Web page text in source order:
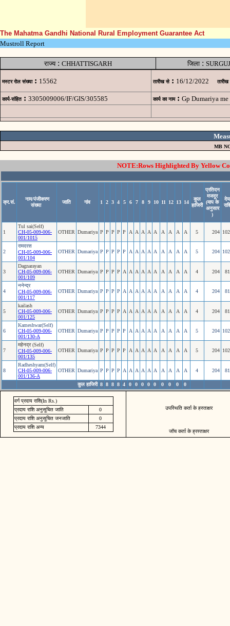
The Mahatma Gandhi National Rural Employment Guarantee Act
Mustroll Report
राज्य: CHHATTISGARH जिला :
मस्टर रोल संख्या : 15562 तारीख से : 16/12/2022 तारीख
कार्य-संहित : 3305009006/IF/GIS/305585 कार्य का नाम : Gp Dumariya
MB
NOTE:Rows Highlighted By Yellow
क्र.सं.
नाम/पंजीकरण
संख्या
जाति गांव 1 2 3 4 5 6 7 8 9 10 11 12 13 14
कुल
हाजिरी
प्रतिदन
मजदूर
(माप के
अनुसार
)
देय
1
Tul sai(Self)
CH-05-009-006-
001/1015
OTHER Dumariya P P P P P A A A A A A A A A 5 204
2
रामदरस
CH-05-009-006-
001/104
OTHER Dumariya P P P P P A A A A A A A A A 5 204
3
Dagnarayan
CH-05-009-006-
001/109
OTHER Dumariya P P P P A A A A A A A A A A 4 204
4
ननेन्द्र
CH-05-009-006-
001/117
OTHER Dumariya P P P P A A A A A A A A A A 4 204
5
kailash
CH-05-009-006-
001/125
OTHER Dumariya P P P P A A A A A A A A A A 4 204
6
Kameshwar(Self)
CH-05-009-006-
001/130-A
OTHER Dumariya P P P P P A A A A A A A A A 5 204
7
महेनद्र (Self)
CH-05-009-006-
001/135
OTHER Dumariya P P P P P A A A A A A A A A 5 204
8
Radheshyam(Self)
CH-05-009-006-
001/136-A
OTHER Dumariya P P P P A A A A A A A A A A 4 204
कुल हाजिरी 8 8 8 8 4 0 0 0 0 0 0 0 0 0
वर्ग प्रदाय राशि(In Rs.)
प्रदाय राशि अनुसूचित जाति
0
प्रदाय राशि अनुसूचित जनजाति
0
प्रदाय राशि अन्य
7344
उपस्थिति कर्ता के हस्ताक्षर
जॉच कर्ता के ह्रस्ताक्षर